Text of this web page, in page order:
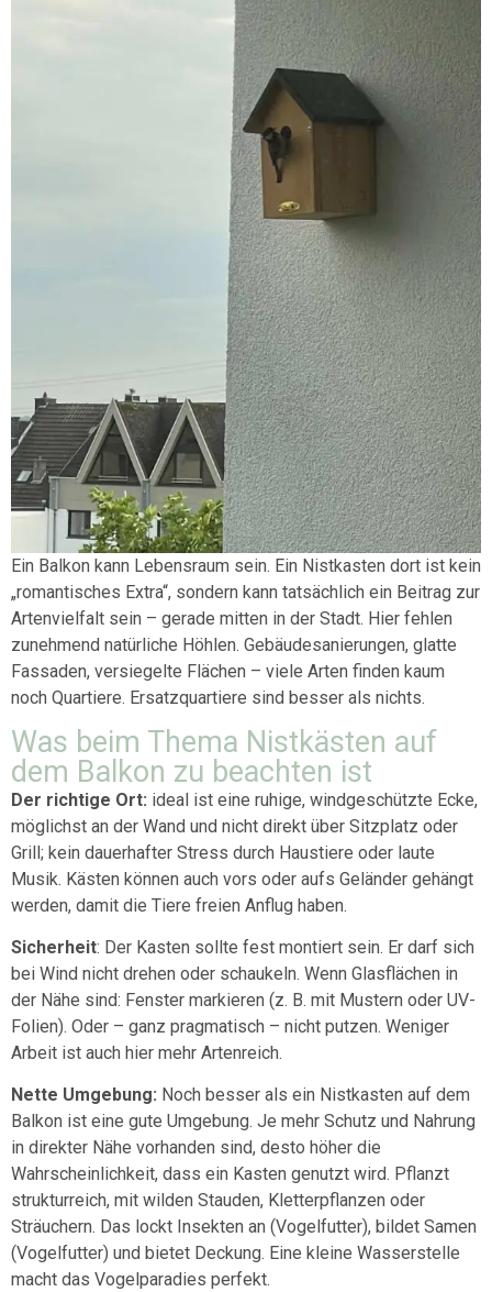
Ein Balkon kann Lebensraum sein. Ein Nistkasten dort ist kein
„romantisches Extra“, sondern kann tatsächlich ein Beitrag zur
Artenvielfalt sein – gerade mitten in der Stadt. Hier fehlen
zunehmend natürliche Höhlen. Gebäudesanierungen, glatte
Fassaden, versiegelte Flächen – viele Arten finden kaum
noch Quartiere. Ersatzquartiere sind besser als nichts.
Was beim Thema Nistkästen auf
dem Balkon zu beachten ist
Der richtige Ort: ideal ist eine ruhige, windgeschützte Ecke,
möglichst an der Wand und nicht direkt über Sitzplatz oder
Grill; kein dauerhafter Stress durch Haustiere oder laute
Musik. Kästen können auch vors oder aufs Geländer gehängt
werden, damit die Tiere freien Anflug haben.
Sicherheit: Der Kasten sollte fest montiert sein. Er darf sich
bei Wind nicht drehen oder schaukeln. Wenn Glasflächen in
der Nähe sind: Fenster markieren (z. B. mit Mustern oder UV-
Folien). Oder – ganz pragmatisch – nicht putzen. Weniger
Arbeit ist auch hier mehr Artenreich.
Nette Umgebung: Noch besser als ein Nistkasten auf dem
Balkon ist eine gute Umgebung. Je mehr Schutz und Nahrung
in direkter Nähe vorhanden sind, desto höher die
Wahrscheinlichkeit, dass ein Kasten genutzt wird. Pflanzt
strukturreich, mit wilden Stauden, Kletterpflanzen oder
Sträuchern. Das lockt Insekten an (Vogelfutter), bildet Samen
(Vogelfutter) und bietet Deckung. Eine kleine Wasserstelle
macht das Vogelparadies perfekt.